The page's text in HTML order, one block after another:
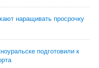
наращивать просрочку
подготовили к